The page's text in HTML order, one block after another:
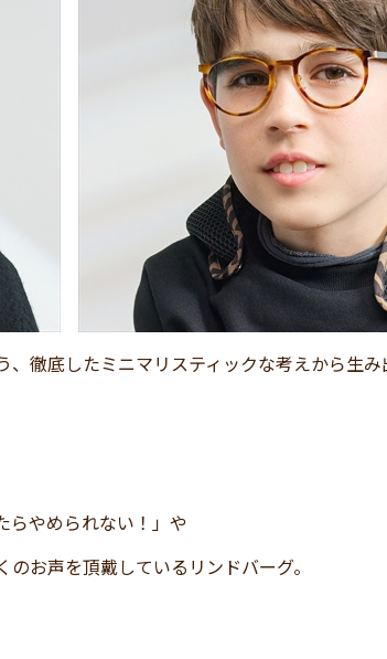
徹底したミニマリスティックな考えから生
らやめられない！」や
お声を頂戴しているリンドバーグ。